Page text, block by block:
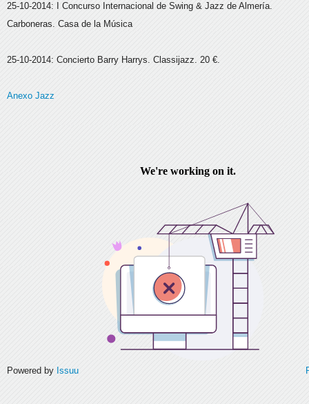
25-10-2014: I Concurso Internacional de Swing & Jazz de Almería.
Carboneras. Casa de la Música
25-10-2014: Concierto Barry Harrys. Classijazz. 20 €.
Anexo Jazz
Powered by Issuu